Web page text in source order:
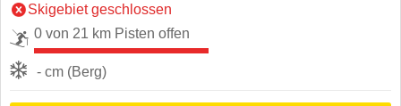
Skigebiet geschlossen
0 von 21 km Pisten offen
- cm (Berg)